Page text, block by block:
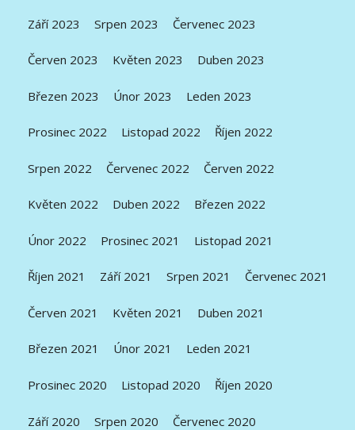
Září 2023 Srpen 2023 Červenec 2023
Červen 2023 Květen 2023 Duben 2023
Březen 2023 Únor 2023 Leden 2023
Prosinec 2022 Listopad 2022 Říjen 2022
Srpen 2022 Červenec 2022 Červen 2022
Květen 2022 Duben 2022 Březen 2022
Únor 2022 Prosinec 2021 Listopad 2021
Říjen 2021 Září 2021 Srpen 2021 Červenec 2021
Červen 2021 Květen 2021 Duben 2021
Březen 2021 Únor 2021 Leden 2021
Prosinec 2020 Listopad 2020 Říjen 2020
Září 2020 Srpen 2020 Červenec 2020